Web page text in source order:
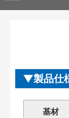
製品仕
基材